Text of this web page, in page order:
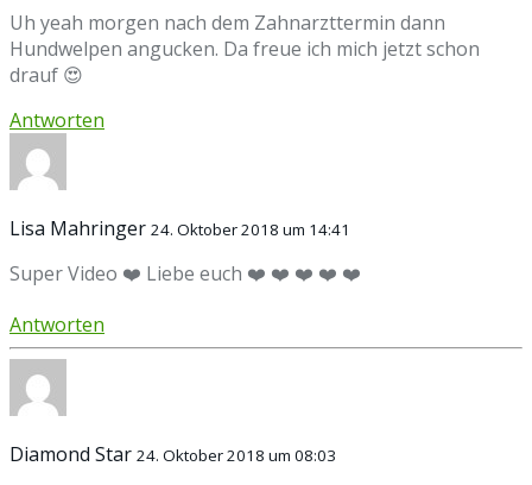
Uh yeah morgen nach dem Zahnarzttermin dann
Hundwelpen angucken. Da freue ich mich jetzt schon
drauf 😍
Antworten
Lisa Mahringer 24. Oktober 2018 um 14:41
Super Video ❤️ Liebe euch ❤️ ❤️ ❤️ ❤️ ❤️
Antworten
Diamond Star 24. Oktober 2018 um 08:03